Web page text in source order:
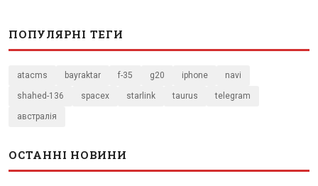
ПОПУЛЯРНІ ТЕГИ
atacms bayraktar f-35 g20 iphone navi
shahed-136 spacex starlink taurus telegram
австралія
ОСТАННІ НОВИНИ